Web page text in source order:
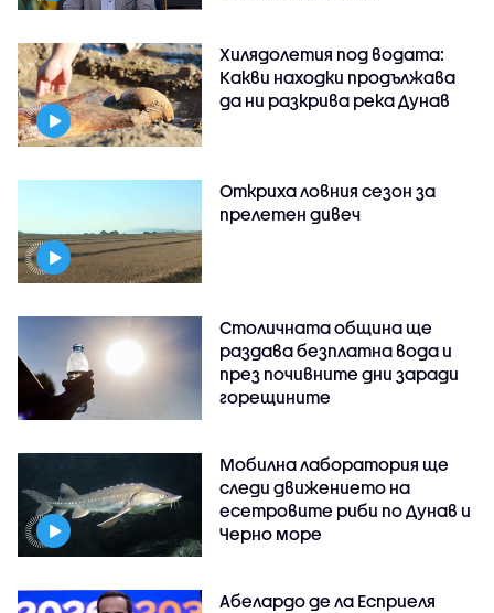
Хилядолетия под водата:
Какви находки продължава
да ни разкрива река Дунав
Откриха ловния сезон за
прелетен дивеч
Столичната община ще
раздава безплатна вода и
през почивните дни заради
горещините
Мобилна лаборатория ще
следи движението на
есетровите риби по Дунав и
Черно море
Абелардо де ла Есприеля